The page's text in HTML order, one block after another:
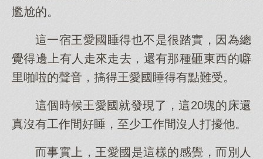
尷尬的。
這一宿王愛國睡得也不是很踏實，因為總
覺得邊上有人走來走去，還有那種砸東西的噼
里啪啦的聲音，搞得王愛國睡得有點難受。
這個時候王愛國就發現了，這20塊的床還
真沒有工作間好睡，至少工作間沒人打擾他。
而事實上，王愛國是這樣的感覺，而別人